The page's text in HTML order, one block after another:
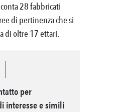
28 fabbricati
di pertinenza che si
di oltre 17 ettari.
per
interesse e simili